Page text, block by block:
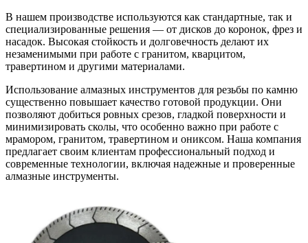
В нашем производстве используются как стандартные, так и
специализированные решения — от дисков до коронок, фрез и
насадок. Высокая стойкость и долговечность делают их
незаменимыми при работе с гранитом, кварцитом,
травертином и другими материалами.
Использование алмазных инструментов для резьбы по камню
существенно повышает качество готовой продукции. Они
позволяют добиться ровных срезов, гладкой поверхности и
минимизировать сколы, что особенно важно при работе с
мрамором, гранитом, травертином и ониксом. Наша компания
предлагает своим клиентам профессиональный подход и
современные технологии, включая надежные и проверенные
алмазные инструменты.